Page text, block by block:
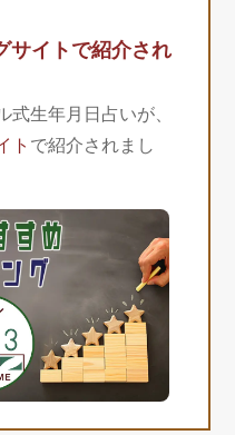
サイトで紹介され
生年月日占いが、
ト で紹介されまし